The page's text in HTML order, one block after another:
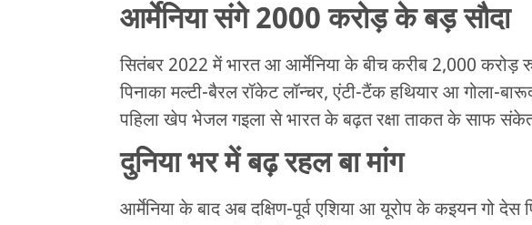
आर्मेनिया संगे 2000 करोड़ के बड़ सौदा
सितंबर 2022 में भारत आ आर्मेनिया के बीच करीब 2,000 करोड़
पिनाका मल्टी-बैरल रॉकेट लॉन्चर, एंटी-टैंक हथियार आ गोला-
पहिला खेप भेजल गइला से भारत के बढ़त रक्षा ताकत के साफ संकेत
दुनिया भर में बढ़ रहल बा मांग
आर्मेनिया के बाद अब दक्षिण-पूर्व एशिया आ यूरोप के कइयन गो देस